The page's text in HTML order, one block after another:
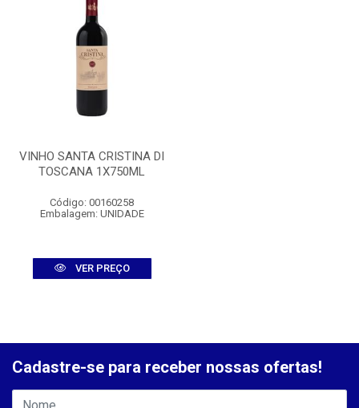
VINHO SANTA CRISTINA DI
TOSCANA 1X750ML
Código: 00160258
Embalagem: UNIDADE
VER PREÇO
Cadastre-se para receber nossas ofertas!